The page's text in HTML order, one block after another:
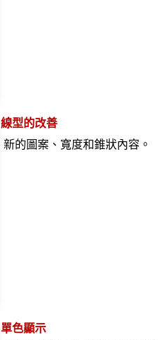
線型的改善
新的圖案、寬度和錐狀內容。
單色顯示